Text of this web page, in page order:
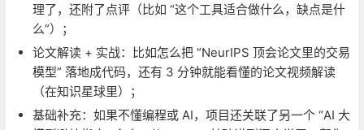
理了，还附了点评（比如 “这个工具适合做什么，缺点是什
么”）；
论文解读 + 实战：比如怎么把 “NeurIPS 顶会论文里的交易
模型” 落地成代码，还有 3 分钟就能看懂的论文视频解读
（在知识星球里）；
基础补充：如果不懂编程或 AI，项目还关联了另一个 “AI 大